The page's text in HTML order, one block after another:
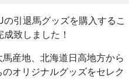
の引退馬グッズを購入するこ
致しました！
産地、北海道日高地方から
オリジナルグッズをセレク